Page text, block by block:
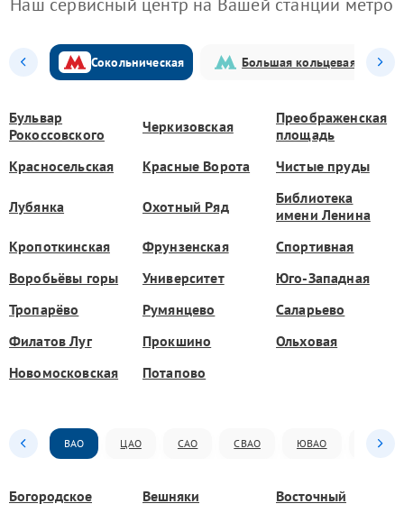
Сокольническая Большая кольцевая
Бульвар
Рокоссовского
Черкизовская
Преображенская
площадь
Красносельская
Красные Ворота Чистые пруды
Лубянка Охотный Ряд
Библиотека
имени Ленина
Кропоткинская
Фрунзенская
Спортивная
Воробьёвы горы
Университет
Юго-Западная
Тропарёво
Румянцево
Саларьево
Филатов Луг
Прокшино
Ольховая
Новомосковская
Потапово
ВАО ЦАО САО СВАО ЮВАО ЮАО
Богородское Вешняки Восточный